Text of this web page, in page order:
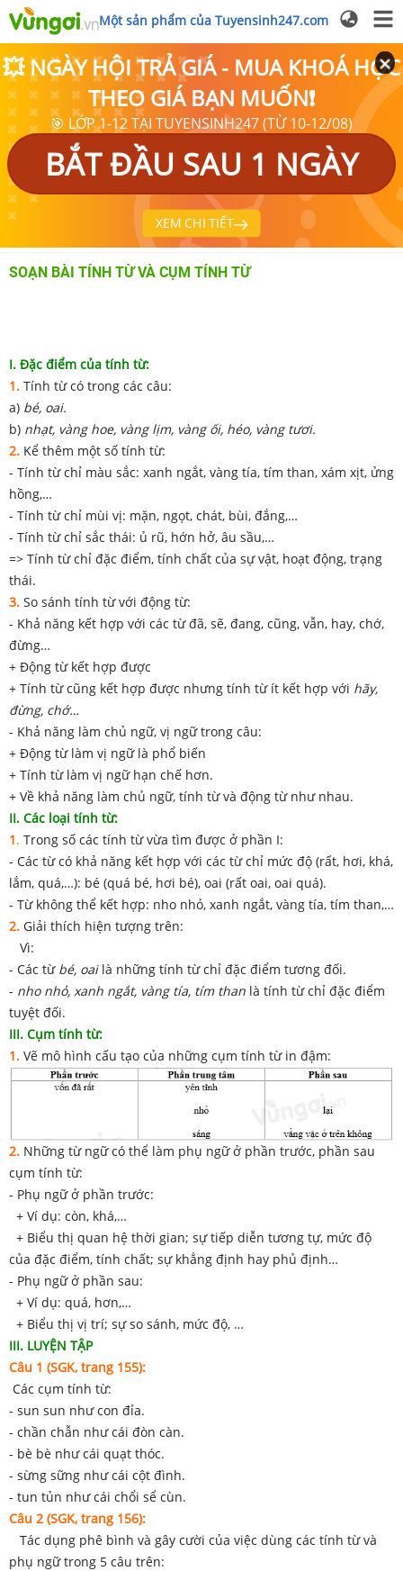
Một sản phẩm của Tuyensinh247.com
💥 NGÀY HỘI TRẢ GIÁ - MUA KHOÁ HỌC
THEO GIÁ BẠN MUỐN❗
🎯 LỚP 1-12 TẠI TUYENSINH247 (TỪ 10-12/08)
BẮT ĐẦU SAU 1 NGÀY
XEM CHI TIẾT
SOẠN BÀI TÍNH TỪ VÀ CỤM TÍNH TỪ
I. Đặc điểm của tính từ:
1. Tính từ có trong các câu:
a) bé, oai.
b) nhạt, vàng hoe, vàng lịm, vàng ối, héo, vàng tươi.
2. Kể thêm một số tính từ:
- Tính từ chỉ màu sắc: xanh ngắt, vàng tía, tím than, xám xịt, ửng
hồng,…
- Tính từ chỉ mùi vị: mặn, ngọt, chát, bùi, đắng,…
- Tính từ chỉ sắc thái: ủ rũ, hớn hở, âu sầu,…
=> Tính từ chỉ đặc điểm, tính chất của sự vật, hoạt động, trạng
thái.
3. So sánh tính từ với động từ:
- Khả năng kết hợp với các từ đã, sẽ, đang, cũng, vẫn, hay, chớ,
đừng…
+ Động từ kết hợp được
+ Tính từ cũng kết hợp được nhưng tính từ ít kết hợp với hãy,
đừng, chớ…
- Khả năng làm chủ ngữ, vị ngữ trong câu:
+ Động từ làm vị ngữ là phổ biến
+ Tính từ làm vị ngữ hạn chế hơn.
+ Về khả năng làm chủ ngữ, tính từ và động từ như nhau.
II. Các loại tính từ:
1. Trong số các tính từ vừa tìm được ở phần I:
- Các từ có khả năng kết hợp với các từ chỉ mức độ (rất, hơi, khá,
lắm, quá,…): bé (quá bé, hơi bé), oai (rất oai, oai quá).
- Từ không thể kết hợp: nho nhỏ, xanh ngắt, vàng tía, tím than,…
2. Giải thích hiện tượng trên:
Vì:
- Các từ bé, oailà những tính từ chỉ đặc điểm tương đối.
- nho nhỏ, xanh ngắt, vàng tía, tím than là tính từ chỉ đặc điểm
tuyệt đối.
III. Cụm tính từ:
1. Vẽ mô hình cấu tạo của những cụm tính từ in đậm:
2. Những từ ngữ có thể làm phụ ngữ ở phần trước, phần sau
cụm tính từ:
- Phụ ngữ ở phần trước:
+ Ví dụ: còn, khá,…
+ Biểu thị quan hệ thời gian; sự tiếp diễn tương tự, mức độ
của đặc điểm, tính chất; sự khẳng định hay phủ định…
- Phụ ngữ ở phần sau:
+ Ví dụ: quá, hơn,…
+ Biểu thị vị trí; sự so sánh, mức độ, …
III. LUYỆN TẬP
Câu 1 (SGK, trang 155):
Các cụm tính từ:
- sun sun như con đỉa.
- chần chẫn như cái đòn càn.
- bè bè như cái quạt thóc.
- sừng sững như cái cột đình.
- tun tủn như cái chổi sể cùn.
Câu 2 (SGK, trang 156):
Tác dụng phê bình và gây cười của việc dùng các tính từ và
phụ ngữ trong 5 câu trên: